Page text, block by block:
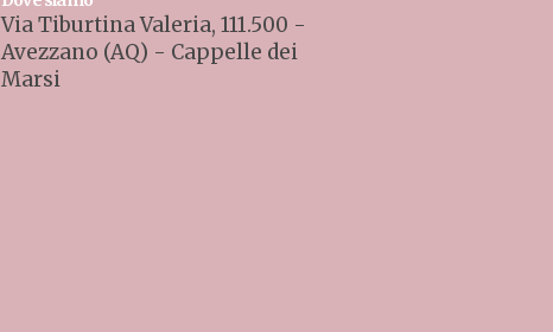
Dove siamo
Via Tiburtina Valeria, 111.500 -
Avezzano (AQ) - Cappelle dei